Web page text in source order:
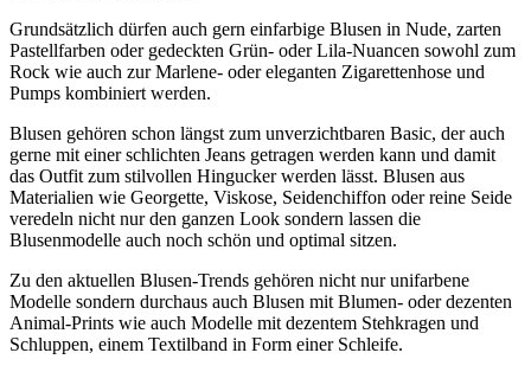
Grundsätzlich dürfen auch gern einfarbige Blusen in Nude, zarten
Pastellfarben oder gedeckten Grün- oder Lila-Nuancen sowohl zum
Rock wie auch zur Marlene- oder eleganten Zigarettenhose und
Pumps kombiniert werden.
Blusen gehören schon längst zum unverzichtbaren Basic, der auch
gerne mit einer schlichten Jeans getragen werden kann und damit
das Outfit zum stilvollen Hingucker werden lässt. Blusen aus
Materialien wie Georgette, Viskose, Seidenchiffon oder reine Seide
veredeln nicht nur den ganzen Look sondern lassen die
Blusenmodelle auch noch schön und optimal sitzen.
Zu den aktuellen Blusen-Trends gehören nicht nur unifarbene
Modelle sondern durchaus auch Blusen mit Blumen- oder dezenten
Animal-Prints wie auch Modelle mit dezentem Stehkragen und
Schluppen, einem Textilband in Form einer Schleife.